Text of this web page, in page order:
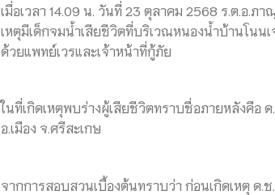
เมื่อเวลา 14.09 น. วันที่ 23 ตุลาคม 2568 ร.ต.อ.ภ
เหตุมีเด็กจมน้ำเสียชีวิตที่บริเวณหนองน้ำบ้านโนน
ด้วยแพทย์เวรและเจ้าหน้าที่กู้ภัย
ในที่เกิดเหตุพบร่างผู้เสียชีวิตทราบชื่อภายหลังคือ
อ.เมือง จ.ศรีสะเกษ
จากการสอบสวนเบื้องต้นทราบว่า ก่อนเกิดเหตุ ด